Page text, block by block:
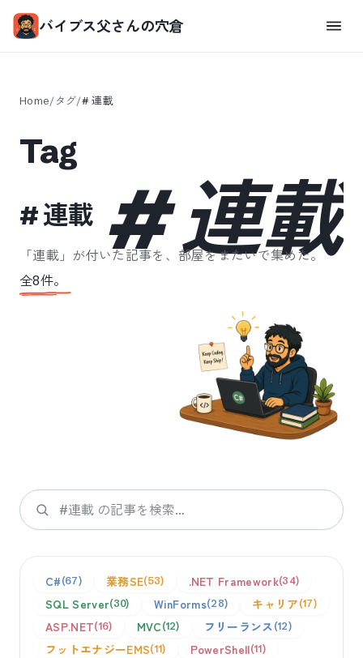
バイブス父さんの穴倉
Home/タグ/#連載
#連載
Tag
#連載
「連載」が付いた記事を、部屋をまたいで集めた。
全8件。
検索
C# 67 業務SE 53 .NET Framework 34
SQL Server 30 WinForms 28 キャリア 17
ASP.NET 16 MVC 12 フリーランス 12
フットエナジーEMS 11 PowerShell 11